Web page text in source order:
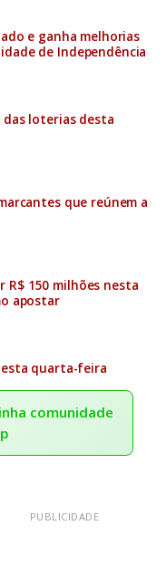
e ganha melhorias
de Independência
loterias desta
que reúnem a
R$ 150 milhões nesta
apostar
quarta-feira
comunidade